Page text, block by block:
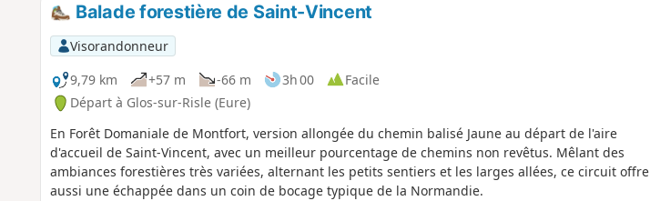
Balade forestière de Saint-Vincent
Visorandonneur
9,79 km
+57 m -66 m 3h 00
Facile
Départ à Glos-sur-Risle (Eure)
En Forêt Domaniale de Montfort, version allongée du chemin balisé Jaune au départ de l'aire
d'accueil de Saint-Vincent, avec un meilleur pourcentage de chemins non revêtus. Mêlant des
ambiances forestières très variées, alternant les petits sentiers et les larges allées, ce circuit offre
aussi une échappée dans un coin de bocage typique de la Normandie.